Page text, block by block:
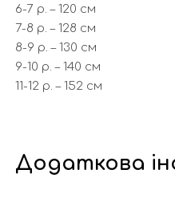
6-7 р. – 120 см
7-8 р. – 128 см
8-9 р. – 130 см
9-10 р. – 140 см
11-12 р. – 152 см
Додаткова